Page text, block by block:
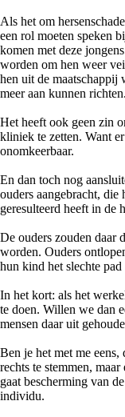
Als het om
een rol moeten speken
komen met deze
worden om hen weer
hen uit de maatschappij
meer aan kunnen richten.
Het heeft ook geen zin
kliniek te zetten. Want
onomkeerbaar.
En dan toch nog
ouders aangebracht,
geresulteerd heeft in de
De ouders zouden daar
worden. Ouders
hun kind het slechte pad
In het kort: als het
te doen. Willen we dan
mensen daar uit
Ben je het met me
rechts te stemmen,
gaat bescherming van
individu.